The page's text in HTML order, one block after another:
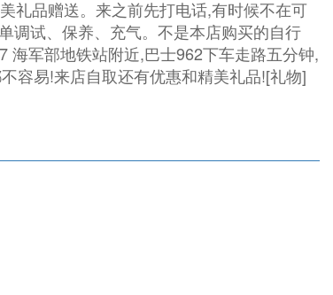
礼品赠送。来之前先打电话,有时候不在可
调试、保养、充气。不是本店购买的自行
海军部地铁站附近,巴士962下车走路五分钟,
容易!来店自取还有优惠和精美礼品![礼物]